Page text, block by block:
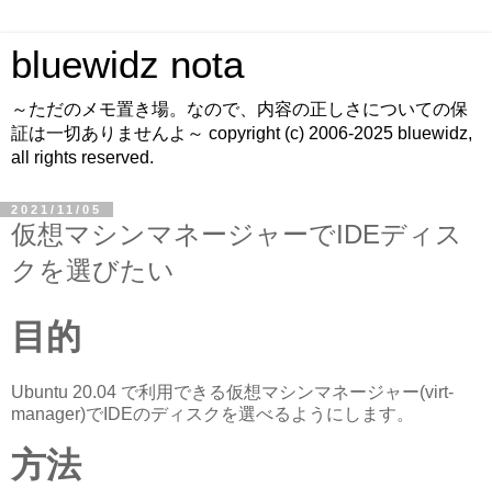
bluewidz nota
～ただのメモ置き場。なので、内容の正しさについての保
証は一切ありませんよ～ copyright (c) 2006-2025 bluewidz,
all rights reserved.
2021/11/05
仮想マシンマネージャーでIDEディス
クを選びたい
目的
Ubuntu 20.04 で利用できる仮想マシンマネージャー(virt-
manager)でIDEのディスクを選べるようにします。
方法